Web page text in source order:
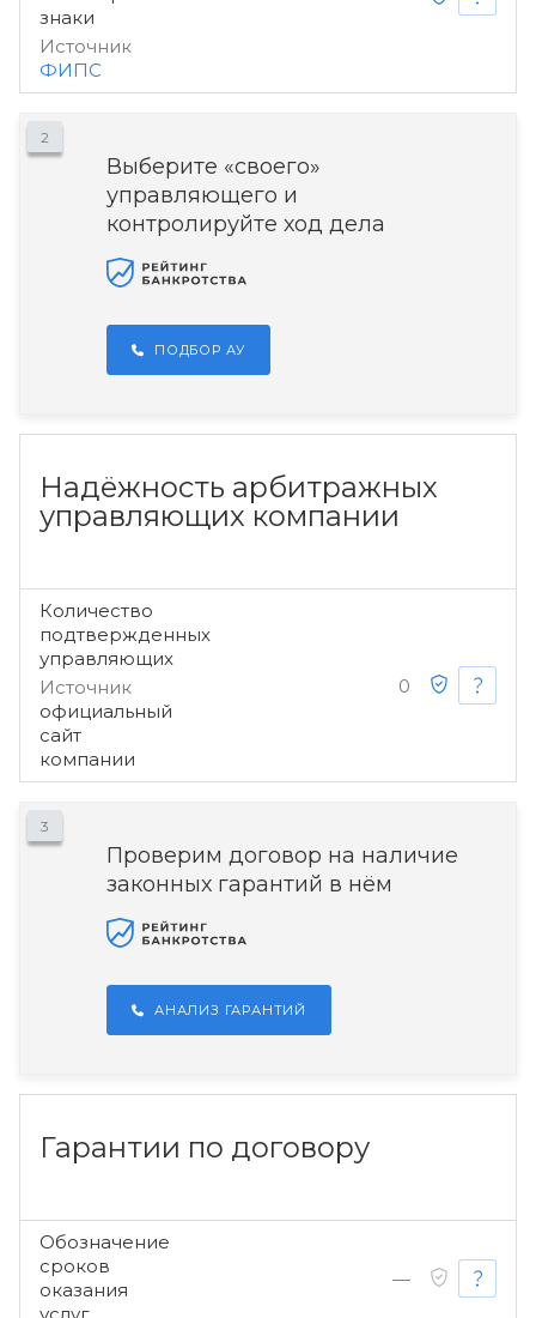
знаки
Источник
ФИПС
2
Выберите «своего»
управляющего и
контролируйте ход дела
ПОДБОР АУ
Надёжность арбитражных
управляющих компании
Количество
подтвержденных
управляющих
Источник
официальный
сайт
компании
0
3
Проверим договор на наличие
законных гарантий в нём
АНАЛИЗ ГАРАНТИЙ
Гарантии по договору
Обозначение
сроков
оказания
—